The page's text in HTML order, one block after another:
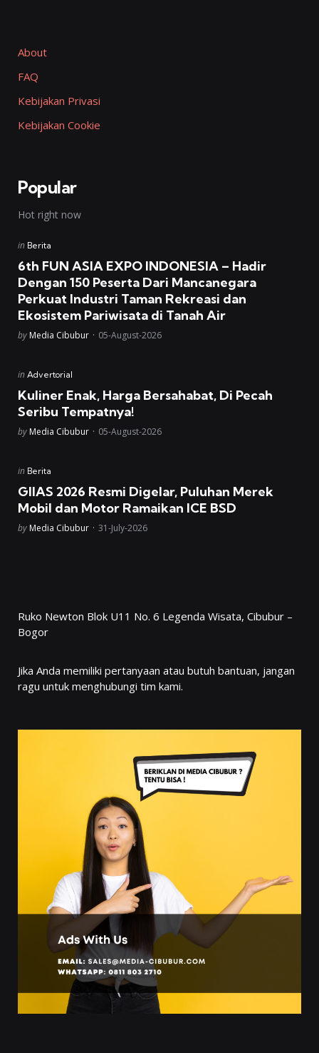
About
FAQ
Kebijakan Privasi
Kebijakan Cookie
Popular
Hot right now
Posted
in Berita
6th FUN ASIA EXPO INDONESIA – Hadir
Dengan 150 Peserta Dari Mancanegara
Perkuat Industri Taman Rekreasi dan
Ekosistem Pariwisata di Tanah Air
Posted
by Media Cibubur 05-August-2026
Posted
in Advertorial
Kuliner Enak, Harga Bersahabat, Di Pecah
Seribu Tempatnya!
Posted
by Media Cibubur 05-August-2026
Posted
in Berita
GIIAS 2026 Resmi Digelar, Puluhan Merek
Mobil dan Motor Ramaikan ICE BSD
Posted
by Media Cibubur 31-July-2026
Ruko Newton Blok U11 No. 6 Legenda Wisata, Cibubur –
Bogor
Jika Anda memiliki pertanyaan atau butuh bantuan, jangan
ragu untuk menghubungi tim kami.